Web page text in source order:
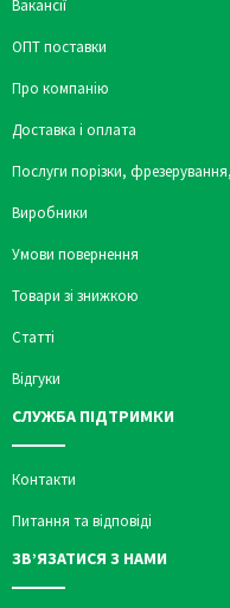
Вакансії
ОПТ поставки
Про компанію
Доставка і оплата
Послуги порізки,
Виробники
Умови повернення
Товари зі знижкою
Статті
Відгуки
СЛУЖБА ПІДТРИМКИ
Контакти
Питання та відповіді
ЗВ’ЯЗАТИСЯ З НАМИ